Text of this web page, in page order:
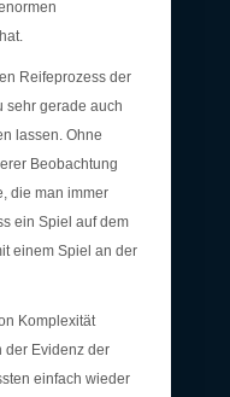
Reifeprozess der
sehr gerade auch
lassen. Ohne
Beobachtung
die man immer
ein Spiel auf dem
einem Spiel an der
Komplexität
der Evidenz der
einfach wieder